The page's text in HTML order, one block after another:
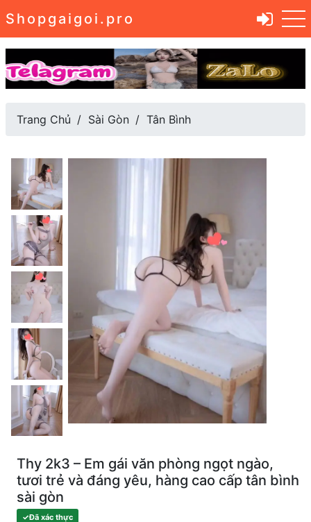
Shopgaigoi.pro
Trang Chủ Sài Gòn Tân Bình
Thy 2k3 – Em gái văn phòng ngọt ngào,
tươi trẻ và đáng yêu, hàng cao cấp tân bình
sài gòn
✓Đã xác thực